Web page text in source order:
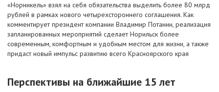
«Норникель» взял на себя обязательства выделить более 80 млрд
рублей в рамках нового четырехстороннего соглашения. Как
комментирует президент компании Владимир Потанин, реализация
запланированных мероприятий сделает Норильск более
современным, комфортным и удобным местом для жизни, а также
придаст новый импульс развитию всего Красноярского края
Перспективы на ближайшие 15 лет